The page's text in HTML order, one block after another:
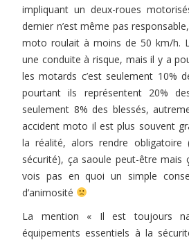
impliquant un deux-roues
dernier n’est même pas
moto roulait à moins de 50 km/h.
une conduite à risque, mais il y a
les motards c’est seulement 10%
pourtant ils représentent 20%
seulement 8% des blessés,
accident moto il est plus souvent
la réalité, alors rendre obligatoire
sécurité), ça saoule peut-être mais
vois pas en quoi un simple
d’animosité
La mention « Il est toujours
équipements essentiels à la